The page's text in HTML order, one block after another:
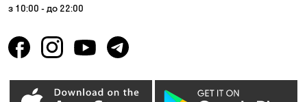
Горенка
з 10:00 - до 22:00